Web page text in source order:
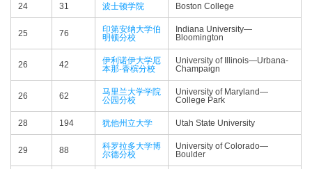
24 31 波士顿学院 Boston College
25 76
印第安纳大学伯
明顿分校
Indiana University—​
Bloomington
26 42
伊利诺伊大学厄
本那-香槟分校
University of Illinois—​Urbana-​
Champaign
26 62
马里兰大学学院
公园分校
University of Maryland—​
College Park
28 194 犹他州立大学 Utah State University
29 88
科罗拉多大学博
尔德分校
University of Colorado—​
Boulder